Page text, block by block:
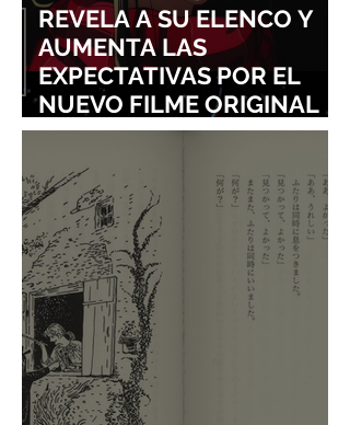
REVELA A SU ELENCO Y
AUMENTA LAS
EXPECTATIVAS POR EL
NUEVO FILME ORIGINAL
DE SHINGO NATSUME!